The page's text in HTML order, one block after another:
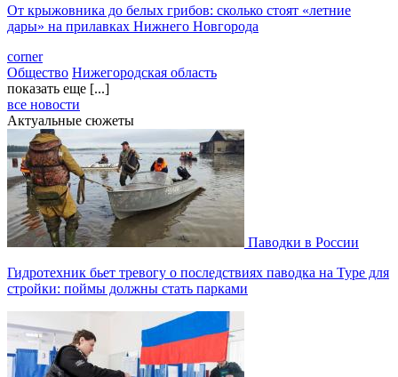
От крыжовника до белых грибов: сколько стоят «летние
дары» на прилавках Нижнего Новгорода
corner
Общество Нижегородская область
показать еще [...]
все новости
Актуальные сюжеты
Паводки в России
Гидротехник бьет тревогу о последствиях паводка на Туре для
стройки: поймы должны стать парками